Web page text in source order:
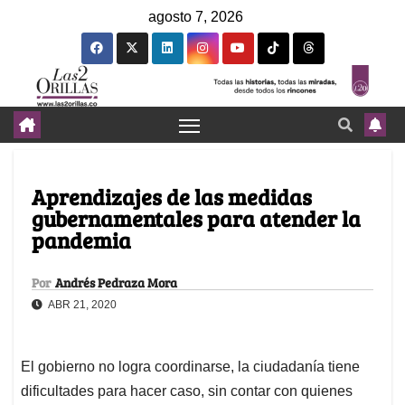
agosto 7, 2026
Aprendizajes de las medidas
gubernamentales para atender la
pandemia
Por Andrés Pedraza Mora
ABR 21, 2020
El gobierno no logra coordinarse, la ciudadanía tiene
dificultades para hacer caso, sin contar con quienes